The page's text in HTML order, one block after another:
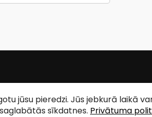
jūsu pieredzi. Jūs jebkurā laikā
sīkdatnes. Privātuma